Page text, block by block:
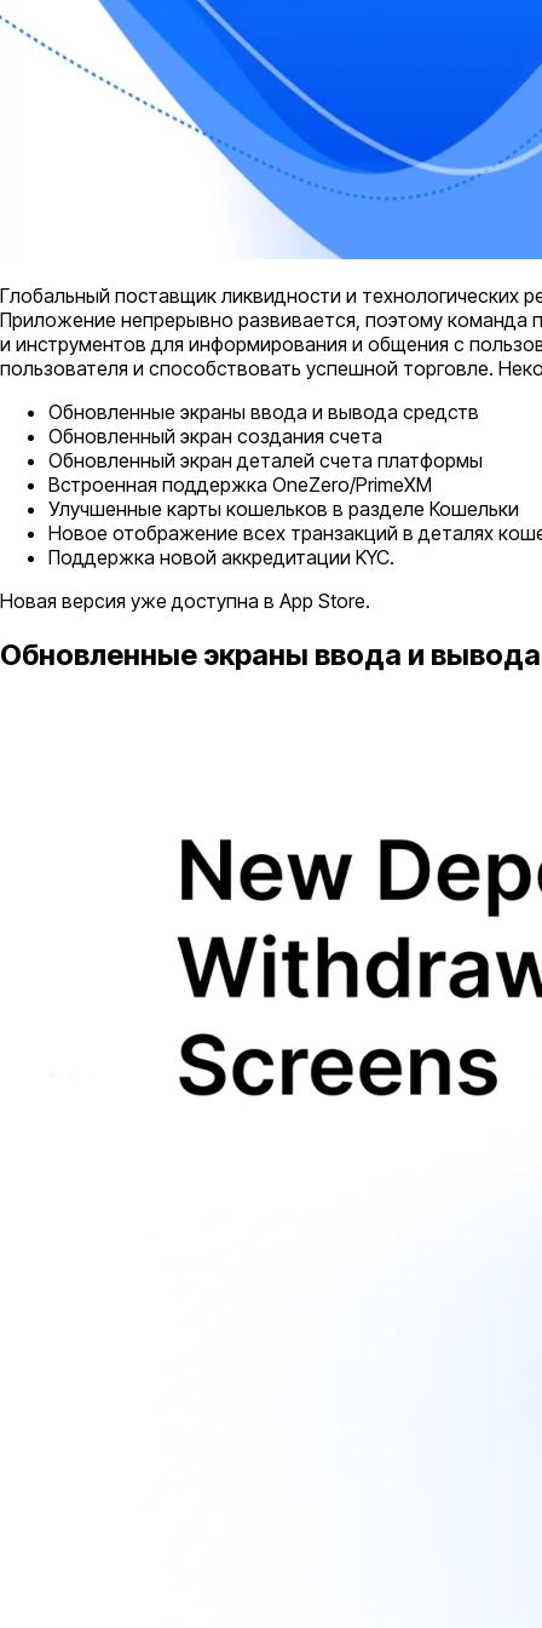
Глобальный поставщик ликвидности и технологических
Приложение непрерывно развивается, поэтому
и инструментов для информирования и общения с
пользователя и способствовать успешной торговле.
Обновленные экраны ввода и вывода средств
Обновленный экран создания счета
Обновленный экран деталей счета платформы
Встроенная поддержка OneZero/PrimeXM
Улучшенные карты кошельков в разделе Кошельки
Новое отображение всех транзакций в деталях
Поддержка новой аккредитации KYC.
Новая версия уже доступна в App Store.
Обновленные экраны ввода и